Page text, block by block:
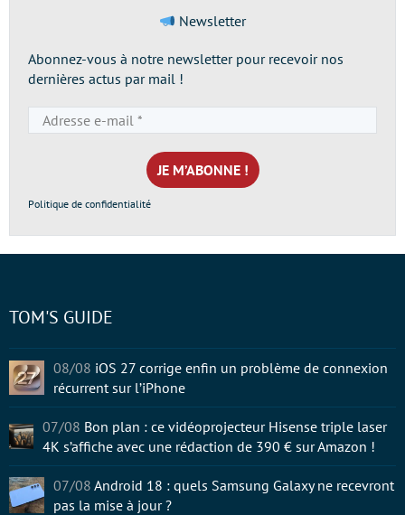
Newsletter
Abonnez-vous à notre newsletter pour recevoir nos
dernières actus par mail !
e-
mail
*
Politique de confidentialité
TOM'S GUIDE
08/08 iOS 27 corrige enfin un problème de connexion
récurrent sur l’iPhone
07/08 Bon plan : ce vidéoprojecteur Hisense triple laser
4K s’affiche avec une rédaction de 390 € sur Amazon !
07/08 Android 18 : quels Samsung Galaxy ne recevront
pas la mise à jour ?